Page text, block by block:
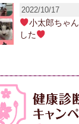
2022/10/17
小太郎ちゃ
した